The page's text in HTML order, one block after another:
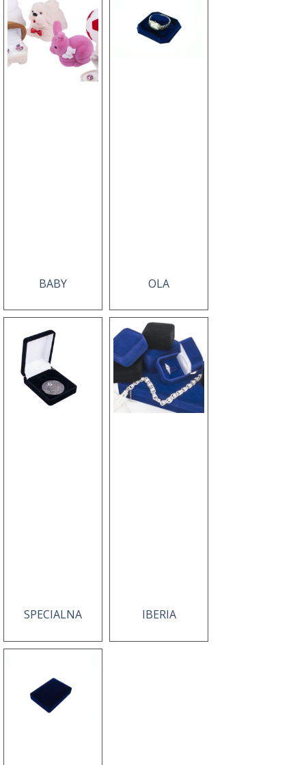
BABY OLA
SPECIALNA IBERIA